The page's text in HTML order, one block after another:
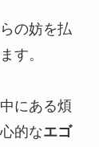
の妨を払
す。
にある煩
的なエゴ